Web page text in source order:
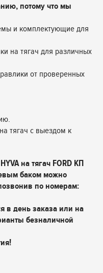
потому что мы
и комплектующие для
на тягач для различных
от проверенных
тягач с выездом к
на тягач FORD КП
баком можно
по номерам:
в день заказа или на
безналичной